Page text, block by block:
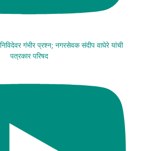
गंभीर प्रश्न; नगरसेवक संदीप वाघेरे यांची
पत्रकार परिषद